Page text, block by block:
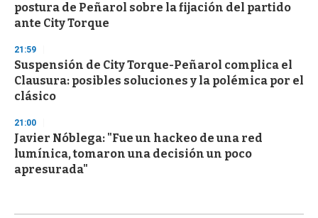
postura de Peñarol sobre la fijación del partido
ante City Torque
21:59
Suspensión de City Torque-Peñarol complica el
Clausura: posibles soluciones y la polémica por el
clásico
21:00
Javier Nóblega: "Fue un hackeo de una red
lumínica, tomaron una decisión un poco
apresurada"